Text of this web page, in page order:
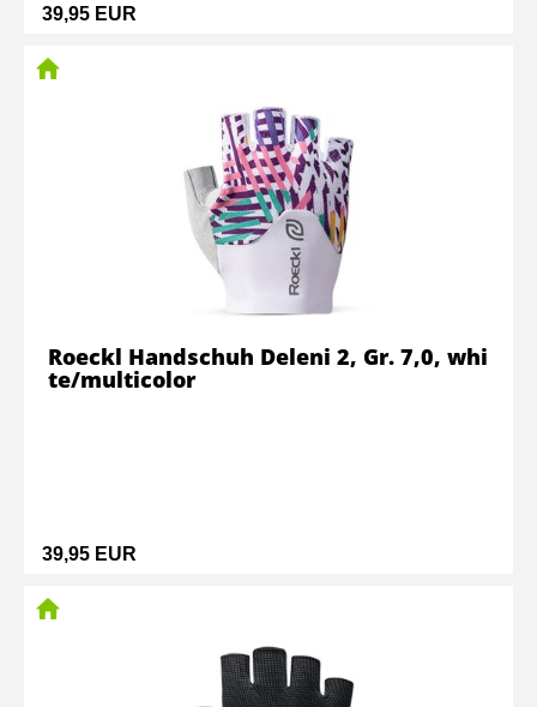
39,95 EUR
39,95 EUR
Roeckl Handschuh Deleni 2, Gr. 7,0, whi
te/multicolor